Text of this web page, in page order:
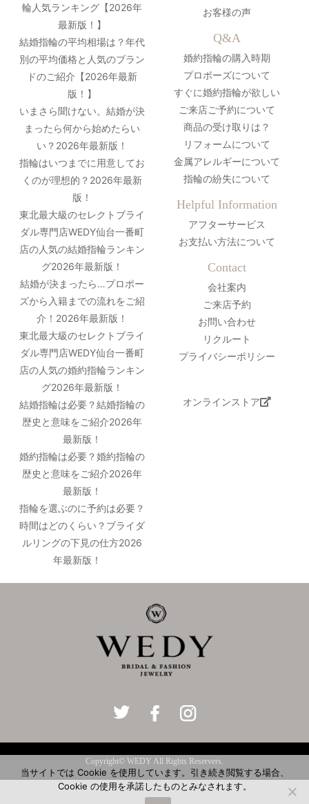
輪人気ランキング【2026年
最新版！】
結婚指輪の平均相場は？年代
別の平均価格と人気のブラン
ドのご紹介【2026年最新
版！】
いまさら聞けない。結婚が決
まったら何から始めたらい
い？2026年最新版！
指輪はいつまでに用意してお
くのが理想的？2026年最新
版！
東北最大級のセレクトブライ
ダル専門店WEDY仙台一番町
店の人気の結婚指輪ランキン
グ2026年最新版！
結婚が決まったら…プロポー
ズから入籍までの流れをご紹
介！2026年最新版！
東北最大級のセレクトブライ
ダル専門店WEDY仙台一番町
店の人気の婚約指輪ランキン
グ2026年最新版！
結婚指輪は必要？結婚指輪の
歴史と意味をご紹介2026年
最新版！
婚約指輪は必要？婚約指輪の
歴史と意味をご紹介2026年
最新版！
指輪を選ぶのに予約は必要？
時間はどのくらい？ブライダ
ルリングの下見の仕方2026
年最新版！
お客様の声
Q&A
婚約指輪の購入時期
プロポーズについて
すぐに婚約指輪が欲しい
ご来店ご予約について
商品の受け取りは？
リフォームについて
金属アレルギーについて
指輪の紛失について
Helpful Information
アフターサービス
お支払い方法について
Contact
会社案内
ご来店予約
お問い合わせ
リクルート
プライバシーポリシー
オンラインストア
Copyright© WEDY All Rights Reservers.
当サイトでは Cookie を使用しています。引き続き閲覧する場合、
Cookie の使用を承諾したものとみなされます。